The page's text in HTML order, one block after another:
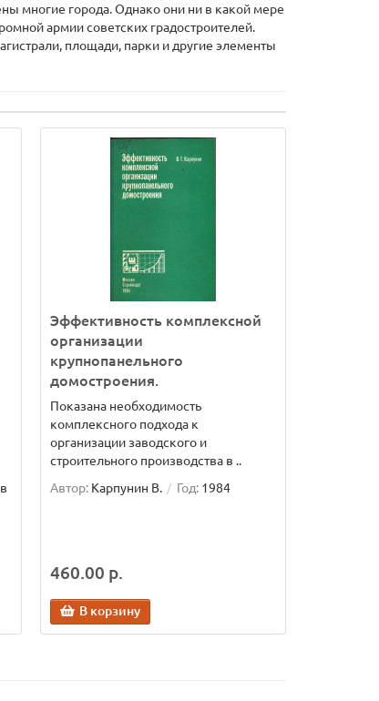
многие города. Однако они ни в какой мере
армии советских градостроителей.
площади, парки и другие элементы
Эффективность комплексной
организации
крупнопанельного
домостроения.
Показана необходимость
комплексного подхода к
организации заводского и
строительного производства в ..
Автор: Карпунин В. Год: 1984
460.00 р.
В корзину